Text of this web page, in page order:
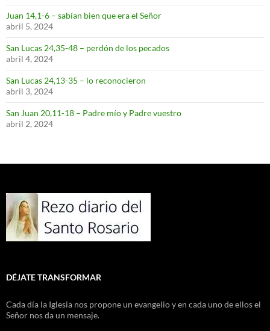
Juan 14,1-6 – sabían bien que era el Señor
abril 5, 2024
San Lucas 24,35-48 – perdón de los pecados
abril 4, 2024
San Lucas 24,13-35 – lo reconocieron
abril 3, 2024
San Juan 20,11-18 – Padre mío y Padre vuestro
abril 2, 2024
DÉJATE TRANSFORMAR
Cada día la Iglesia nos propone un evangelio y en cada uno de ellos el
Señor nos da un mensaje.